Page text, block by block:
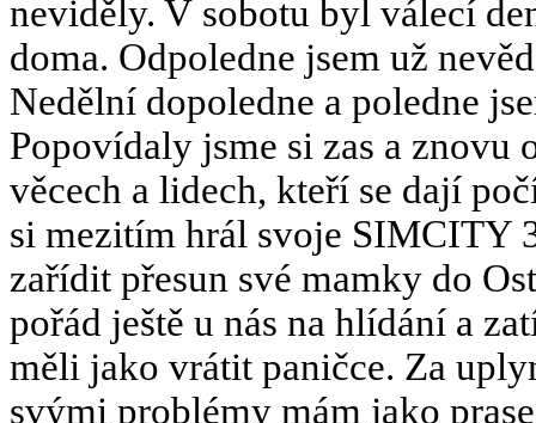
neviděly. V sobotu byl válecí
doma. Odpoledne jsem už
Nedělní dopoledne a poledne
Popovídaly jsme si zas a znovu
věcech a lidech, kteří se dají
si mezitím hrál svoje SIMCITY
zařídit přesun své mamky do
pořád ještě u nás na hlídání a
měli jako vrátit paničce. Za
svými problémy mám jako